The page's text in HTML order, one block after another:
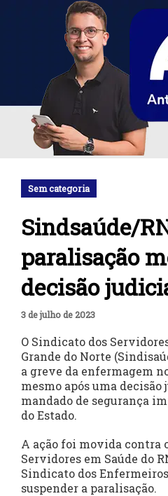
Sem categoria
Sindsaúde/
paralisação
decisão
3 de julho de 2023
O Sindicato dos
Grande do Norte
a greve da enfermagem
mesmo após uma
mandado de segurança
do Estado.
A ação foi movida contra
Servidores em Saúde do
Sindicato dos
suspender a paralisação.